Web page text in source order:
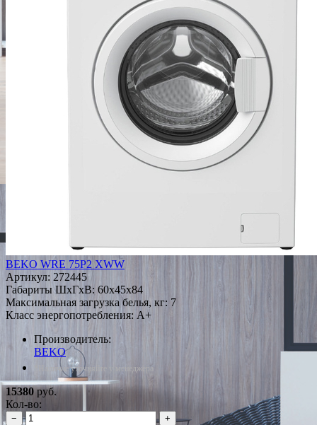
BEKO WRE 75P2 XWW
Артикул: 272445
Габариты ШxГxВ: 60x45x84
Максимальная загрузка белья, кг: 7
Класс энергопотребления: A+
Производитель:
BEKO
*Наличие уточняйте у менеджера
15380руб.
Кол-во:
−
+